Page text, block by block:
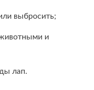
выбросить;
и
лап.